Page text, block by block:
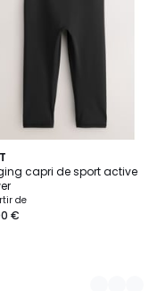
capri de sport active
de
€